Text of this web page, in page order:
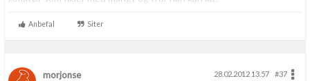
Anbefal Siter
morjonse 28.02.2012 13.57
#37